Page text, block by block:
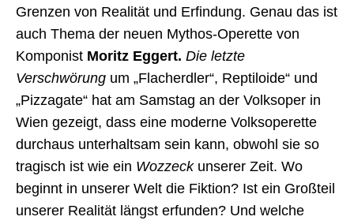
Grenzen von Realität und Erfindung. Genau das ist
auch Thema der neuen Mythos-Operette von
Komponist Moritz Eggert. Die letzte
Verschwörung um „Flacherdler“, Reptiloide“ und
„Pizzagate“ hat am Samstag an der Volksoper in
Wien gezeigt, dass eine moderne Volksoperette
durchaus unterhaltsam sein kann, obwohl sie so
tragisch ist wie ein Wozzeckunserer Zeit. Wo
beginnt in unserer Welt die Fiktion? Ist ein Großteil
unserer Realität längst erfunden? Und welche